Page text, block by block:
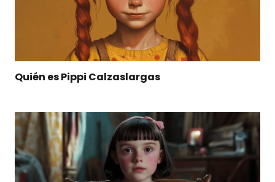
Quién es Pippi Calzaslargas